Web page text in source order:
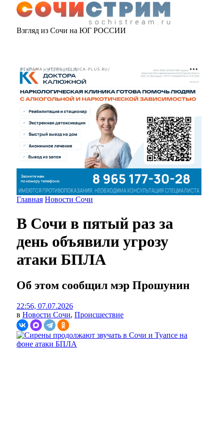
Взгляд из Сочи на ЮГ РОССИИ
РЕКЛАМА • HTTPS://CLINICA-PLUS.RU/
Главная Новости Сочи
В Сочи в пятый раз за
день объявили угрозу
атаки БПЛА
Об этом сообщил мэр Прошунин
22:56, 07.07.2026
в Новости Сочи, Происшествие